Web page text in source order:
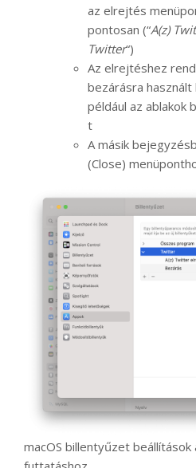
az elrejtés
pontosan (“A(z)
Twitter“)
Az elrejtéshez
bezárásra
például az ablakok
t
A másik
(Close)
macOS billentyűzet beállítások